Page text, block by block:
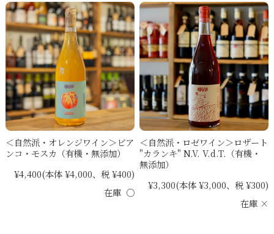
＜自然派・オレンジワイン＞ビア
ンコ・モスカ（有機・無添加）
¥4,400(本体 ¥4,000、税 ¥400)
在庫 ○
＜自然派・ロゼワイン＞ロザート
"カランキ" N.V. V.d.T.（有機・
無添加）
¥3,300(本体 ¥3,000、税 ¥300)
在庫 ×